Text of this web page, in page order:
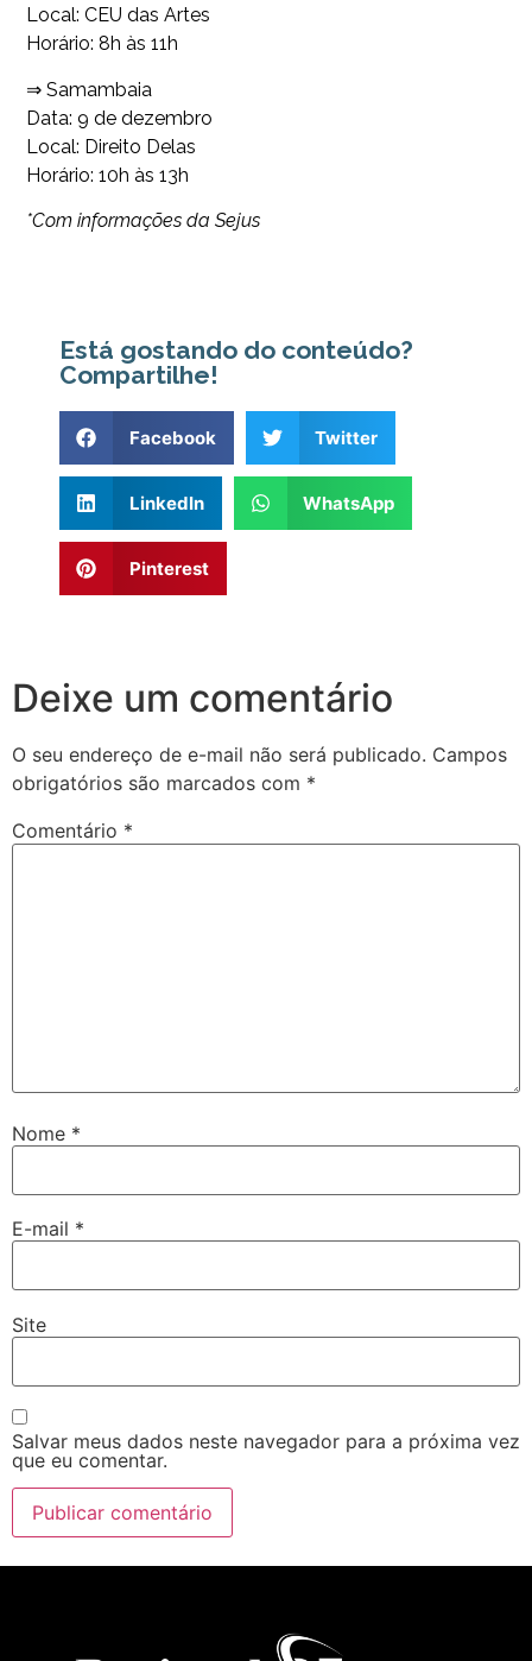
Local: CEU das Artes
Horário: 8h às 11h
⇒ Samambaia
Data: 9 de dezembro
Local: Direito Delas
Horário: 10h às 13h
*Com informações da Sejus
Está gostando do conteúdo?
Compartilhe!
Facebook Twitter
LinkedIn WhatsApp
Pinterest
Deixe um comentário
O seu endereço de e-mail não será publicado. Campos
obrigatórios são marcados com *
Comentário *
Nome *
E-mail *
Site
Salvar meus dados neste navegador para a próxima vez
que eu comentar.